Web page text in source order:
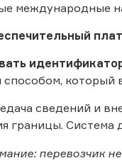
международные
который
сведений и
границы. Система
перевозчик